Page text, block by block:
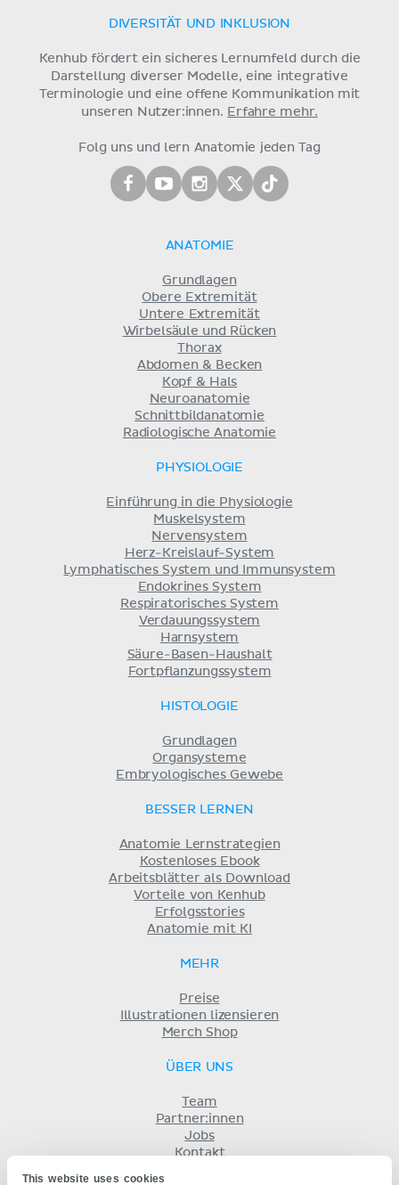
This website uses cookies
DIVERSITÄT UND INKLUSION
Kenhub fördert ein sicheres Lernumfeld durch die
Darstellung diverser Modelle, eine integrative
Terminologie und eine offene Kommunikation mit
unseren Nutzer:innen. Erfahre mehr.
Folg uns und lern Anatomie jeden Tag
ANATOMIE
Grundlagen
Obere Extremität
Untere Extremität
Wirbelsäule und Rücken
Thorax
Abdomen & Becken
Kopf & Hals
Neuroanatomie
Schnittbildanatomie
Radiologische Anatomie
PHYSIOLOGIE
Einführung in die Physiologie
Muskelsystem
Nervensystem
Herz-Kreislauf-System
Lymphatisches System und Immunsystem
Endokrines System
Respiratorisches System
Verdauungssystem
Harnsystem
Säure-Basen-Haushalt
Fortpflanzungssystem
HISTOLOGIE
Grundlagen
Organsysteme
Embryologisches Gewebe
BESSER LERNEN
Anatomie Lernstrategien
Kostenloses Ebook
Arbeitsblätter als Download
Vorteile von Kenhub
Erfolgsstories
Anatomie mit KI
MEHR
Preise
Illustrationen lizensieren
Merch Shop
ÜBER UNS
Team
Partner:innen
Jobs
Kontakt